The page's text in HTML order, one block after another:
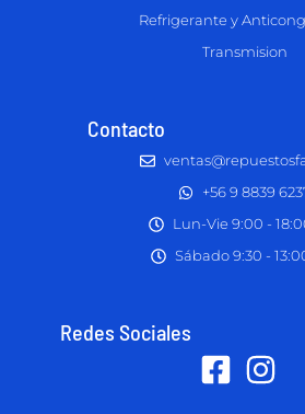
Refrigerante y
Transmision
Contacto
+56 9 8839
Lun-Vie 9:00 -
Sábado 9:30 -
Redes Sociales